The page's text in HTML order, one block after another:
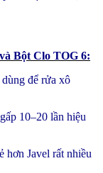
Bột Clo TOG 6:
để rửa xô
10–20 lần hiệu
hơn Javel rất nhiều